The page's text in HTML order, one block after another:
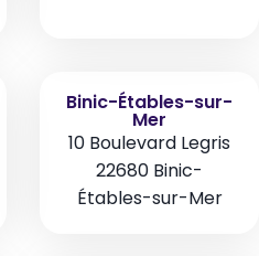
Binic-Étables-sur-
Mer
10 Boulevard Legris
22680 Binic-
Étables-sur-Mer